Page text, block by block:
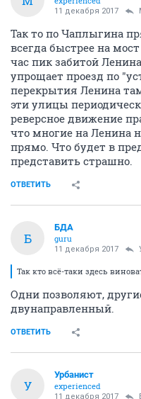
11 декабря 2017
Так то по Чаплыгина
всегда быстрее на
час пик забитой
упрощает проезд по
перекрытия Ленина
эти улицы
реверсное движение
что многие на Ленина
прямо. Что будет в
представить страшно.
ОТВЕТИТЬ
Б
БДА
guru
11 декабря 2017
Так кто всё-таки здесь
Одни позволяют,
двунаправленный.
ОТВЕТИТЬ
У
Урбанист
experienced
11 декабря 2017